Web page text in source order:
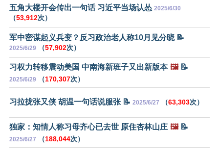
五角大楼开会传出一句话 习近平当场认怂 2025/6/30
（53,912次）
军中密谋起义兵变？反习政治老人称10月见分晓 📝
2025/6/29 （57,902次）
习权力转移震动美国 中南海新班子又出新版本 🖼️📝
2025/6/29 （170,307次）
习拉拢张又侠 胡温一句话说服张 📝 2025/6/27 （63,303次）
独家：知情人称习母齐心已去世 原住杏林山庄 🖼️📝
2025/6/27 （188,044次）